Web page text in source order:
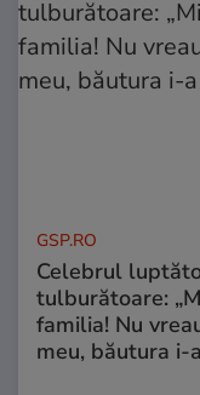
GSP.RO
Celebrul
tulburătoare:
familia! Nu
meu, băutura i-